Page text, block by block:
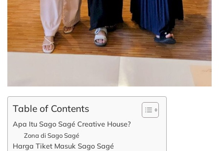
Table of Contents
Apa Itu Sago Sagé Creative House?
Zona di Sago Sagé
Harga Tiket Masuk Sago Sagé